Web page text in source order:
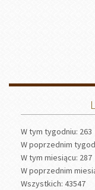
W tym tygodniu: 263
W poprzednim
W tym miesiącu: 287
W poprzednim
Wszystkich: 43547